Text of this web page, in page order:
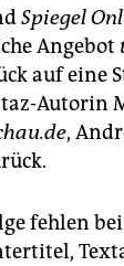
Spiegel
Angebot
auf eine
Autorin
,
fehlen